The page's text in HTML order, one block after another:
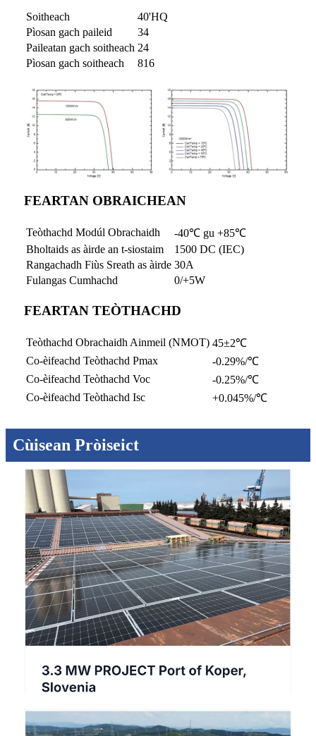
Soitheach
40'HQ
Pìosan gach paileid
34
Paileatan gach soitheach 24
Pìosan gach soitheach
816
FEARTAN OBRAICHEAN
Teòthachd Modúl Obrachaidh
-40℃ gu +85℃
Bholtaids as àirde an t-siostaim
1500 DC (IEC)
Rangachadh Fiùs Sreath as àirde 30A
Fulangas Cumhachd
0/+5W
FEARTAN TEÒTHACHD
Teòthachd Obrachaidh Ainmeil (NMOT) 45±2℃
Co-èifeachd Teòthachd Pmax
-0.29%/℃
Co-èifeachd Teòthachd Voc
-0.25%/℃
Co-èifeachd Teòthachd Isc
+0.045%/℃
Cùisean Pròiseict